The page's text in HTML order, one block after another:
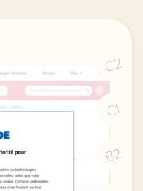
C2
C1
B2